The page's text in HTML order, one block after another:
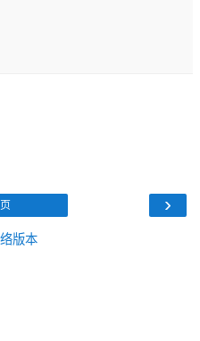
›
版本